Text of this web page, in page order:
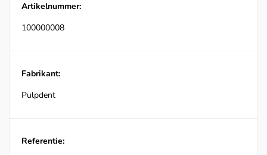
Artikelnummer:
100000008
Fabrikant:
Pulpdent
Referentie: